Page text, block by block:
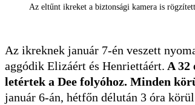
Az eltűnt ikreket a biztonsági kamera is
Az ikreknek január 7-én veszett
aggódik Elizáért és Henriettáért. A 32
letértek a Dee folyóhoz. Minden
január 6-án, hétfőn délután 3 óra